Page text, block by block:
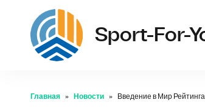
Sport-For-
Главная Новости Введение в Мир